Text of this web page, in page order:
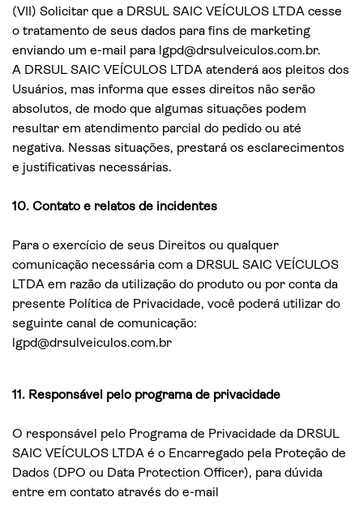
(VII) Solicitar que a DRSUL SAIC VEÍCULOS LTDA cesse
o tratamento de seus dados para fins de marketing
enviando um e-mail para lgpd@drsulveiculos.com.br.
A DRSUL SAIC VEÍCULOS LTDA atenderá aos pleitos dos
Usuários, mas informa que esses direitos não serão
absolutos, de modo que algumas situações podem
resultar em atendimento parcial do pedido ou até
negativa. Nessas situações, prestará os esclarecimentos
e justificativas necessárias.
10. Contato e relatos de incidentes
Para o exercício de seus Direitos ou qualquer
comunicação necessária com a DRSUL SAIC VEÍCULOS
LTDA em razão da utilização do produto ou por conta da
presente Política de Privacidade, você poderá utilizar do
seguinte canal de comunicação:
lgpd@drsulveiculos.com.br
11. Responsável pelo programa de privacidade
O responsável pelo Programa de Privacidade da DRSUL
SAIC VEÍCULOS LTDA é o Encarregado pela Proteção de
Dados (DPO ou Data Protection Officer), para dúvida
entre em contato através do e-mail